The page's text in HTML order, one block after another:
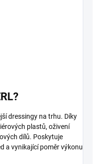
dressingy na trhu. Díky
plastů, oživení
dílů. Poskytuje
a vynikající poměr výkonu